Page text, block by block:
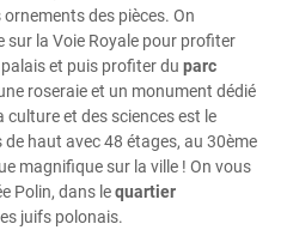
des pièces. On
sur la Voie Royale pour profiter
et puis profiter du parc
roseraie et un monument dédié
culture et des sciences est le
haut avec 48 étages, au 30ème
magnifique sur la ville ! On vous
Polin, dans lequartier
juifs polonais.